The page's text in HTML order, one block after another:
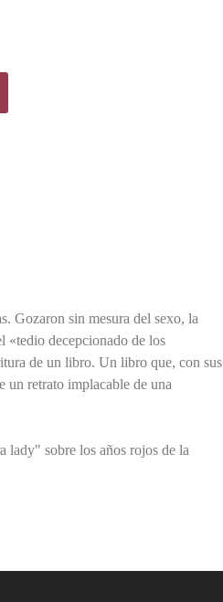
Gozaron sin mesura del sexo, la
«tedio decepcionado de los
de un libro. Un libro que, con sus
un retrato implacable de una
lady" sobre los años rojos de la